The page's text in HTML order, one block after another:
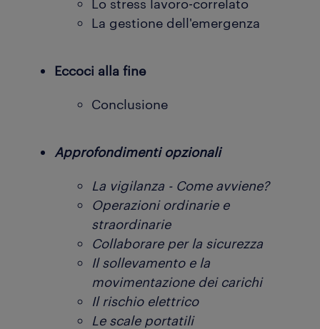
Lo stress lavoro-correlato
La gestione dell'emergenza
Eccoci alla fine
Conclusione
Approfondimenti opzionali
La vigilanza - Come avviene?
Operazioni ordinarie e
straordinarie
Collaborare per la sicurezza
Il sollevamento e la
movimentazione dei carichi
Il rischio elettrico
Le scale portatili